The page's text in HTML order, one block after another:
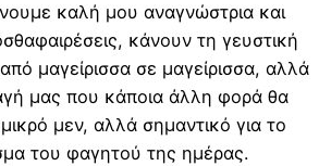
καλή μου αναγνώστρια και
κάνουν τη γευστική
μαγείρισσα σε μαγείρισσα, αλλά
μας που κάποια άλλη φορά θα
μεν, αλλά σημαντικό για το
του φαγητού της ημέρας.